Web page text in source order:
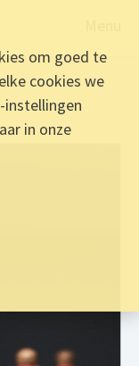
om goed te
cookies we
instellingen
in onze